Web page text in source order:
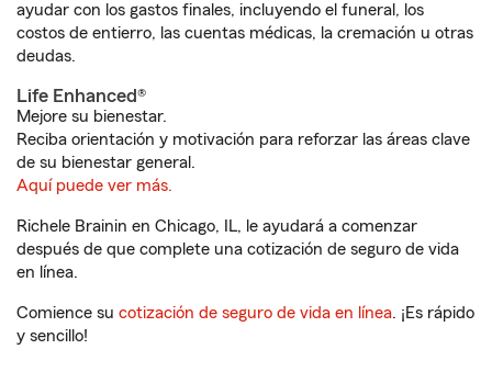
ayudar con los gastos finales, incluyendo el funeral, los
costos de entierro, las cuentas médicas, la cremación u otras
deudas.
Life Enhanced®
Mejore su bienestar.
Reciba orientación y motivación para reforzar las áreas clave
de su bienestar general.
Aquí puede ver más.
Richele Brainin en Chicago, IL, le ayudará a comenzar
después de que complete una cotización de seguro de vida
en línea.
Comience su cotización de seguro de vida en línea. ¡Es rápido
y sencillo!